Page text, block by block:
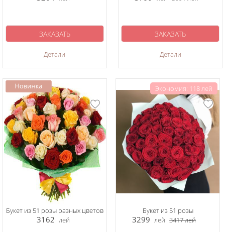
Детали
ЗАКАЗАТЬ
Детали
ЗАКАЗАТЬ
Букет из 51 розы разных цветов
3162 лей
Экономия: 118 лей
Букет из 51 розы
3299 лей 3417лей